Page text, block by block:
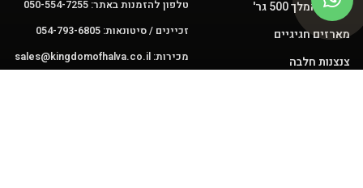
טחינה המלך 500 גר'
מארזים חגיגיים
צנצנות חלבה
טלפון להזמנות באתר: 050-554-7255
זכיינים / סיטונאות: 054-793-6805
מכירות: sales@kingdomofhalva.co.il